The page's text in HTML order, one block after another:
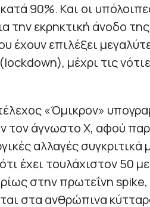
90%. Και οι
την εκρηκτική άνοδο
έχουν επιλέξει
μέχρι τις
«Όμικρον»
τον άγνωστο Χ, αφού
αλλαγές
έχει τουλάχιστον 50
στην πρωτεΐνη
στα ανθρώπινα